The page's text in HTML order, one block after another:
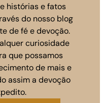
histórias e fatos
do nosso blog
de fé e devoção.
curiosidade
que possamos
de mais e
assim a devoção